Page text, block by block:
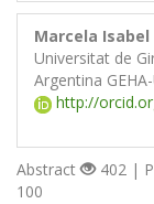
Marcela
Universitat de
Argentina
http://
Abstract 402 |
100